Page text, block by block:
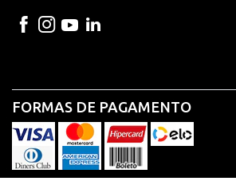
FORMAS DE PAGAMENTO